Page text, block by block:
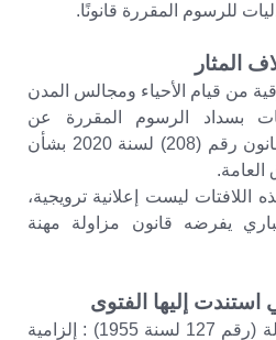
للرسوم المقررة قانونًا.
المثار
من قيام الأحياء ومجالس المدن
بسداد الرسوم المقررة عن
تراخيص الإعلانات وفقًا للقانون رقم (208) لسنة 2020 بشأن
العامة.
اللافتات ليست إعلانية ترويجية،
يفرضه قانون مزاولة مهنة
استندت إليها الفتوى
قانون_مزاولة مهنة_الصيدلة (رقم 127 لسنة 1955) : إلزامية